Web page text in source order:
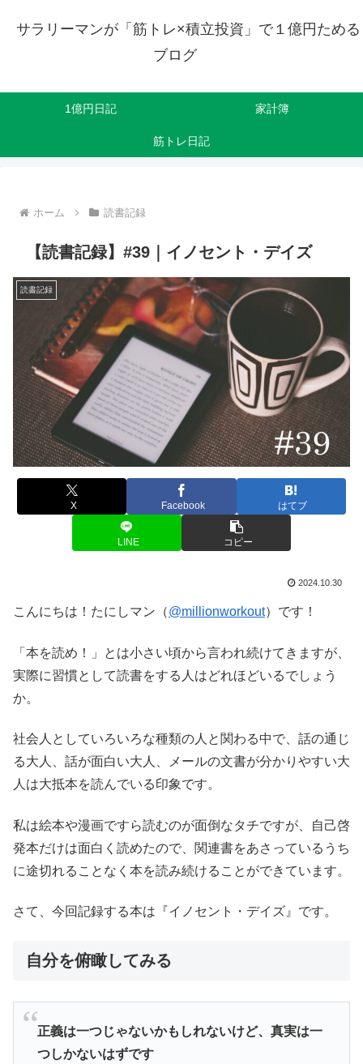
サラリーマンが「筋トレ×積立投資」で１億円ためる
ブログ
1億円日記 家計簿
筋トレ日記
ホーム 読書記録
【読書記録】#39｜イノセント・デイズ
読書記録
X Facebook はてブ
LINE コピー
2024.10.30
こんにちは！たにしマン（@millionworkout）です！
「本を読め！」とは小さい頃から言われ続けてきますが、
実際に習慣として読書をする人はどれほどいるでしょう
か。
社会人としていろいろな種類の人と関わる中で、話の通じ
る大人、話が面白い大人、メールの文書が分かりやすい大
人は大抵本を読んでいる印象です。
私は絵本や漫画ですら読むのが面倒なタチですが、自己啓
発本だけは面白く読めたので、関連書をあさっているうち
に途切れることなく本を読み続けることができています。
さて、今回記録する本は『イノセント・デイズ』です。
自分を俯瞰してみる
正義は一つじゃないかもしれないけど、真実は一
つしかないはずです